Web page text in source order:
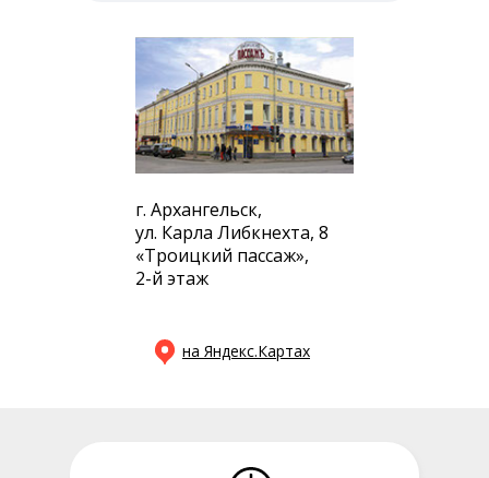
г. Архангельск,
ул. Карла Либкнехта, 8
«Троицкий пассаж»,
2-й этаж
на Яндекс.Картах